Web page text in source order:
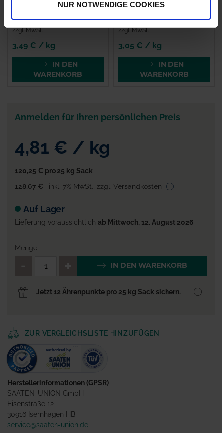
NUR NOTWENDIGE COOKIES
Zwischenfrucht
Schnellgrün
zzgl. MwSt.
3,49 € / kg
IN DEN
WARENKORB
Zwischenfrucht
zzgl. MwSt.
3,05 € / kg
IN DEN
WARENKORB
Anmelden für Ihren persönlichen Preis
4,81 € / kg
120,25 € pro 25 kg Sack
128,67 €
inkl. 7% MwSt. zzgl. Versandkosten
Auf Lager
Lieferung voraussichtlich ab Mittwoch, 12. August 2026
Menge
QTY_CONTROL_DECREASE
IN DEN WARENKORB
Jetzt 12 Ährenpunkte pro 25 kg Sack sichern.
ZUR VERGLEICHSLISTE HINZUFÜGEN
Herstellerinformationen (GPSR)
SAATEN-UNION GmbH
Eisenstraße 12
30916 Isernhagen HB
service@saaten-union.de